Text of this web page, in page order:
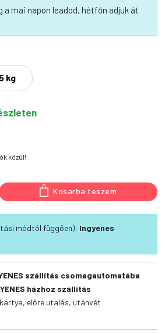
a mai napon leadod, hétfőn adjuk át
kg
közül!
Kosárba teszem
módtól függően): Ingyenes
szállítás csomagautomatába
házhoz szállítás
előre utalás, utánvét